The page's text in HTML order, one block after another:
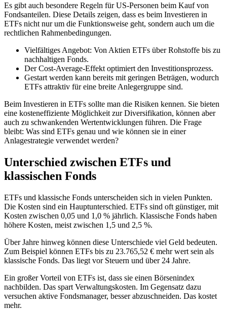
Es gibt auch besondere Regeln für US-Personen beim Kauf von
Fondsanteilen. Diese Details zeigen, dass es beim Investieren in
ETFs nicht nur um die Funktionsweise geht, sondern auch um die
rechtlichen Rahmenbedingungen.
Vielfältiges Angebot: Von Aktien ETFs über Rohstoffe bis zu
nachhaltigen Fonds.
Der Cost-Average-Effekt optimiert den Investitionsprozess.
Gestart werden kann bereits mit geringen Beträgen, wodurch
ETFs attraktiv für eine breite Anlegergruppe sind.
Beim Investieren in ETFs sollte man die Risiken kennen. Sie bieten
eine kosteneffiziente Möglichkeit zur Diversifikation, können aber
auch zu schwankenden Wertentwicklungen führen. Die Frage
bleibt: Was sind ETFs genau und wie können sie in einer
Anlagestrategie verwendet werden?
Unterschied zwischen ETFs und
klassischen Fonds
ETFs und klassische Fonds unterscheiden sich in vielen Punkten.
Die Kosten sind ein Hauptunterschied. ETFs sind oft günstiger, mit
Kosten zwischen 0,05 und 1,0 % jährlich. Klassische Fonds haben
höhere Kosten, meist zwischen 1,5 und 2,5 %.
Über Jahre hinweg können diese Unterschiede viel Geld bedeuten.
Zum Beispiel können ETFs bis zu 23.765,52 € mehr wert sein als
klassische Fonds. Das liegt vor Steuern und über 24 Jahre.
Ein großer Vorteil von ETFs ist, dass sie einen Börsenindex
nachbilden. Das spart Verwaltungskosten. Im Gegensatz dazu
versuchen aktive Fondsmanager, besser abzuschneiden. Das kostet
mehr.